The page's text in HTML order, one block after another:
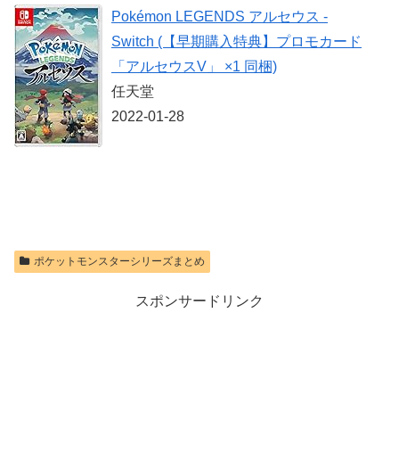
Nintendo S
価格：¥9,380
ーラー ミッド
ナイト ブラッ
ク(CFI-
ZCT2J01)
価格：¥10,737
ロダクトコード
価格：¥7,286
ントローラー
価格：¥9,980
Pokémon LEGENDS アルセウス -
Switch (【早期購入特典】プロモカード
「アルセウスV」 ×1 同梱)
任天堂
2022-01-28
ポケットモンスターシリーズまとめ
スポンサードリンク